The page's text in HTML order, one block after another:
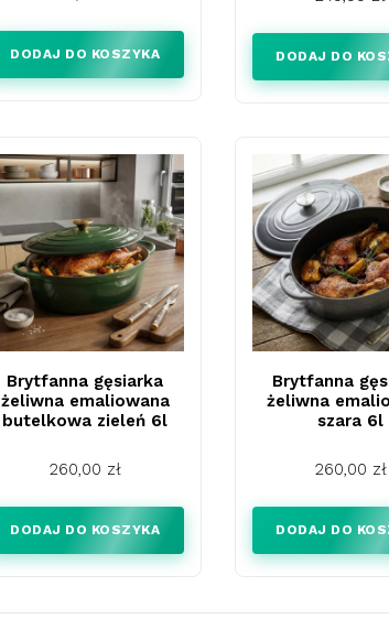
DODAJ DO KOSZYKA DODAJ DO
Brytfanna gęsiarka
żeliwna emaliowana
butelkowa zieleń 6l
Cena
260,00 zł
DODAJ DO KOSZYKA
Brytfanna
żeliwna
szara 6l
Cena
260,00 zł
DODAJ DO